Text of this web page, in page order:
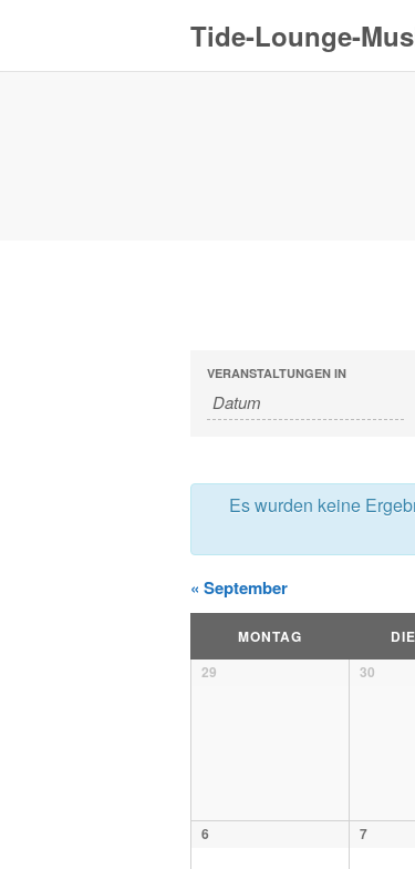
Tide-Lounge-
Such-
und
Veranstaltungen
Suche
VERANSTALTUNGEN IN
Es wurden keine
« September
Kalender
von
Kalender
MONTAG
29
30
6 7